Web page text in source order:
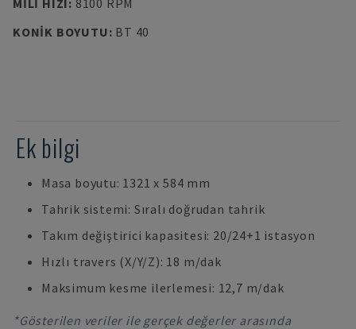
MILI HIZI : 8100 RPM
KONIK BOYUTU: BT 40
Ek bilgi
Masa boyutu: 1321 x 584 mm
Tahrik sistemi: Sıralı doğrudan tahrik
Takım değiştirici kapasitesi: 20/24+1 istasyon
Hızlı travers (X/Y/Z): 18 m/dak
Maksimum kesme ilerlemesi: 12,7 m/dak
*Gösterilen veriler ile gerçek değerler arasında